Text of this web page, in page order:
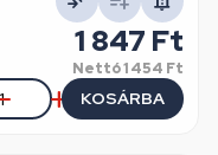
1 847 Ft
Nettó1 454 Ft
KOSÁRBA